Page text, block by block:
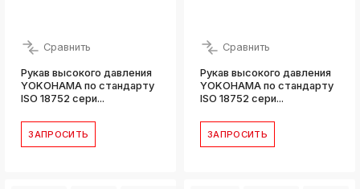
Сравнить
Рукав высокого давления
YOKOHAMA по стандарту
ISO 18752 сери...
ЗАПРОСИТЬ
Сравнить
Рукав высокого давления
YOKOHAMA по стандарту
ISO 18752 сери...
ЗАПРОСИТЬ